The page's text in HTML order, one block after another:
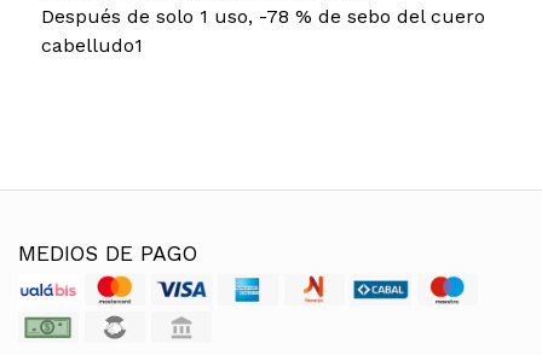
Después de solo 1 uso, -78 % de sebo del cuero
cabelludo1
MEDIOS DE PAGO